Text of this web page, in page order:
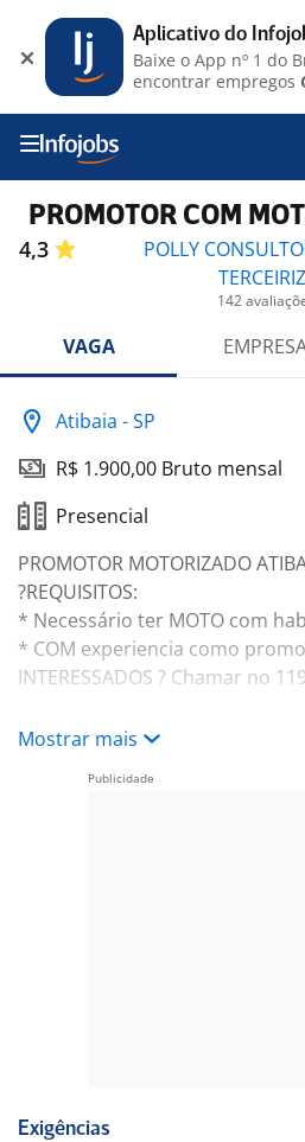
PROMOTOR COM
4,3
POLLY
142
VAGA
Atibaia - SP
R$ 1.900,00 Bruto mensal
Presencial
PROMOTOR MOTORIZADO
?REQUISITOS:
* Necessário ter MOTO com
* COM experiencia como
INTERESSADOS ? Chamar no
Mostrar mais
Exigências
Aplicativo do
Baixe o App nº 1 do
encontrar empregos